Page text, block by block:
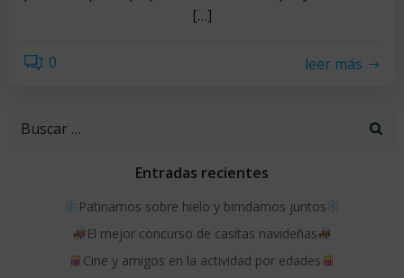
[…]
0 leer más
Buscar:
Entradas recientes
Patinamos sobre hielo y birndamos juntos
El mejor concurso de casitas navideñas
Cine y amigos en la actividad por edades